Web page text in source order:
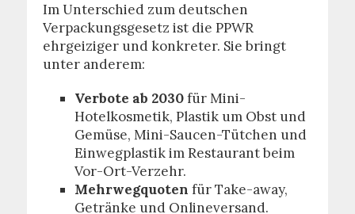
Im Unterschied zum deutschen
Verpackungsgesetz ist die PPWR
ehrgeiziger und konkreter. Sie bringt
unter anderem:
Verbote ab 2030für Mini-
Hotelkosmetik, Plastik um Obst und
Gemüse, Mini-Saucen-Tütchen und
Einwegplastik im Restaurant beim
Vor-Ort-Verzehr.
Mehrwegquoten für Take-away,
Getränke und Onlineversand.